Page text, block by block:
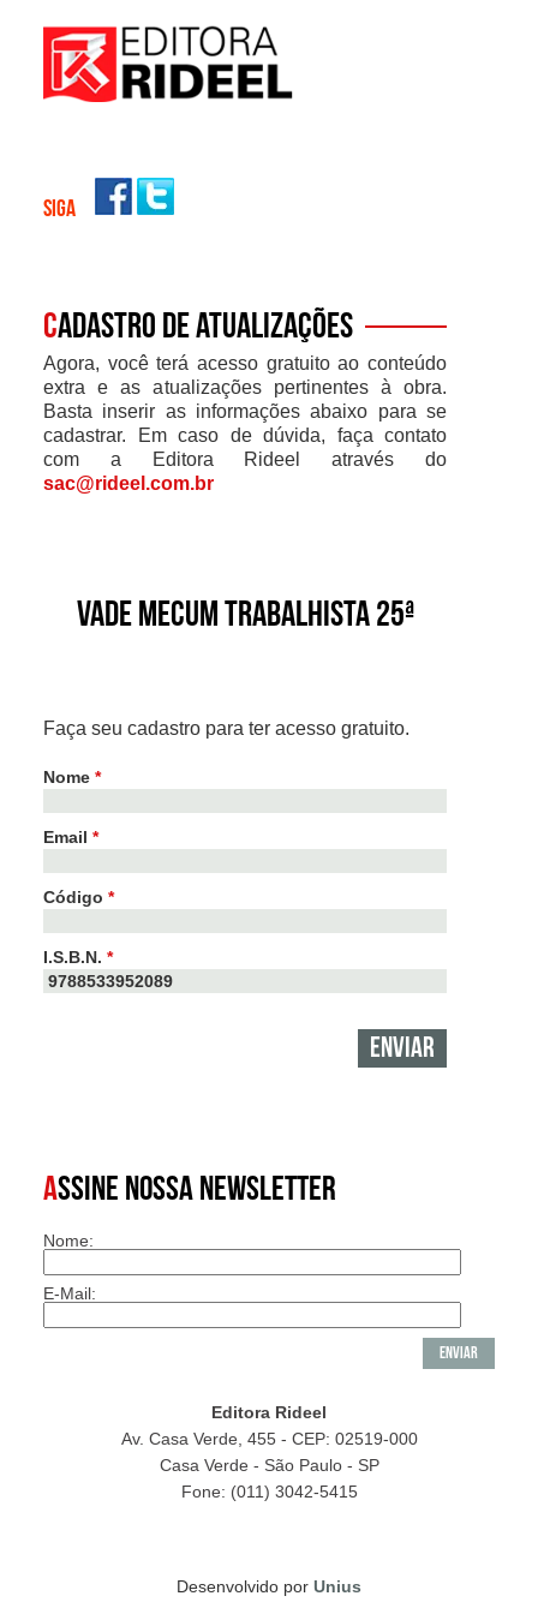
SIGA
Cadastro de atualizações
Agora, você terá acesso gratuito ao conteúdo
extra e as atualizações pertinentes à obra.
Basta inserir as informações abaixo para se
cadastrar. Em caso de dúvida, faça contato
com a Editora Rideel através do
sac@rideel.com.br
Vade Mecum Trabalhista 25ª
Faça seu cadastro para ter acesso gratuito.
Nome *
Email *
Código *
I.S.B.N. *
ASSINE NOSSA NEWSLETTER
Nome:
E-Mail:
Editora Rideel
Av. Casa Verde, 455 - CEP: 02519-000
Casa Verde - São Paulo - SP
Fone: (011) 3042-5415
Desenvolvido por Unius